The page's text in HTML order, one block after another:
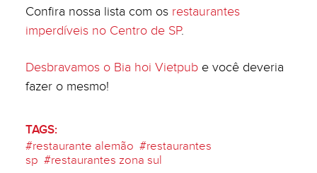
Confira nossa lista com os restaurantes
imperdíveis no Centro de SP.
Desbravamos o Bia hoi Vietpube você deveria
fazer o mesmo!
TAGS:
#restaurante alemão #restaurantes
sp #restaurantes zona sul